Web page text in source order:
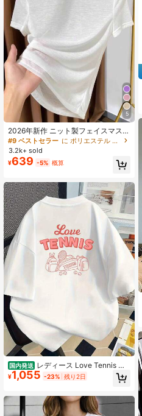
5
2026年新作 ニット製フェイスマスク
付き半袖インナーシャツ、レディー
ス夏用薄手ラウンドネック白Tシャツ
カジュアル
#9 ベストセラー
に ポリエステル デイリーTシャツ
3.2k+ sold
¥639 -5% 概算
国内発送 レディース Love Tennis グ
ラフィック Tシャツ - カジュアルな
夏用半袖ラウンドネックトップ,ピン
适でスタイリッシュなカジュアルな
アパレル,テニスシャツ
¥1,055 -23% 残り2日